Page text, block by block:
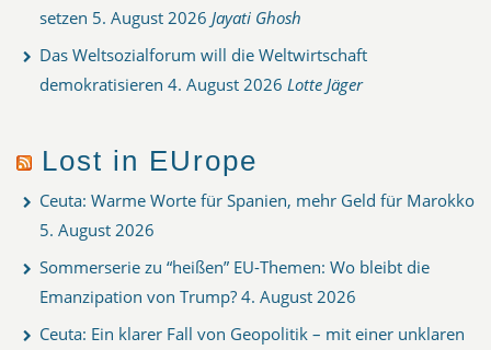
setzen 5. August 2026 Jayati Ghosh
Das Weltsozialforum will die Weltwirtschaft
demokratisieren 4. August 2026 Lotte Jäger
Lost in EUrope
Ceuta: Warme Worte für Spanien, mehr Geld für Marokko
5. August 2026
Sommerserie zu “heißen” EU-Themen: Wo bleibt die
Emanzipation von Trump? 4. August 2026
Ceuta: Ein klarer Fall von Geopolitik – mit einer unklaren